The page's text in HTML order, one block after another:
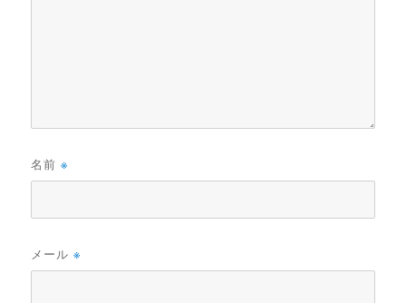
名前※
メール※